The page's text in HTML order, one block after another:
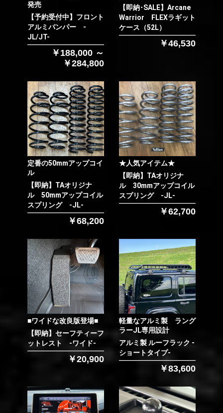
発売
【予約受付中】フロント
アルミバンパー -
JL/JT-
￥188,000 ～
￥284,800
【即納･SALE】Arcane
Warrior FLEXラギット
ケース（52L）
￥46,530
定番の50mmアップコイ
ル
【即納】TAオリジナ
ル 50mmアップコイル
スプリング -JL-
￥68,200
★人気アイテム★
【即納】TAオリジナ
ル 30mmアップコイル
スプリング -JL-
￥62,700
■ワイドな改良版登場■
【即納】セーフティーフ
ットレスト -ワイド-
￥20,900
軽量なアルミ製 ラング
ラーJL専用設計
アルミ製 ルーフラック -
ショートタイプ-
￥83,600